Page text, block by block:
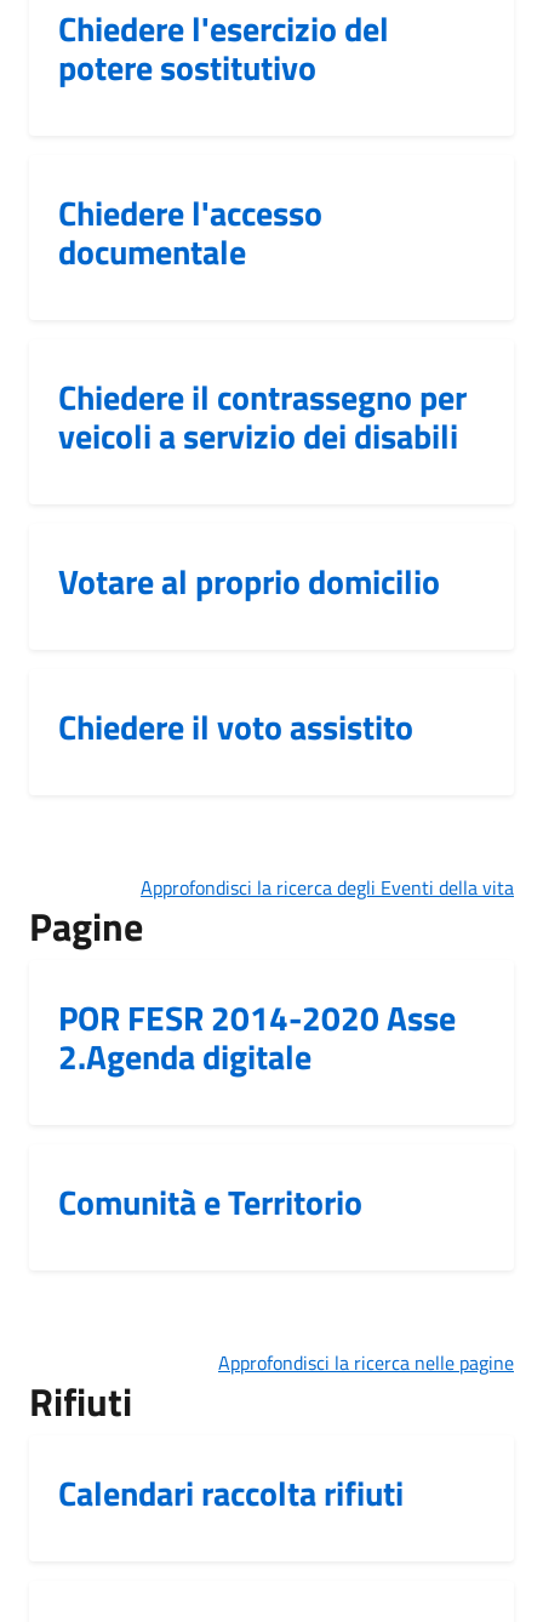
Chiedere l'esercizio del
potere sostitutivo
Chiedere l'accesso
documentale
Chiedere il contrassegno per
veicoli a servizio dei disabili
Votare al proprio domicilio
Chiedere il voto assistito
Approfondisci la ricerca degli Eventi della vita
Pagine
POR FESR 2014-2020 Asse
2.Agenda digitale
Comunità e Territorio
Approfondisci la ricerca nelle pagine
Rifiuti
Calendari raccolta rifiuti